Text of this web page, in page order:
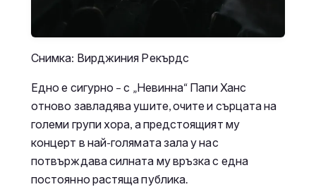
Снимка: Вирджиния Рекърдс
Едно е сигурно – с „Невинна“ Папи Ханс
отново завладява ушите, очите и сърцата на
големи групи хора, а предстоящият му
концерт в най-голямата зала у нас
потвърждава силната му връзка с една
постоянно растяща публика.